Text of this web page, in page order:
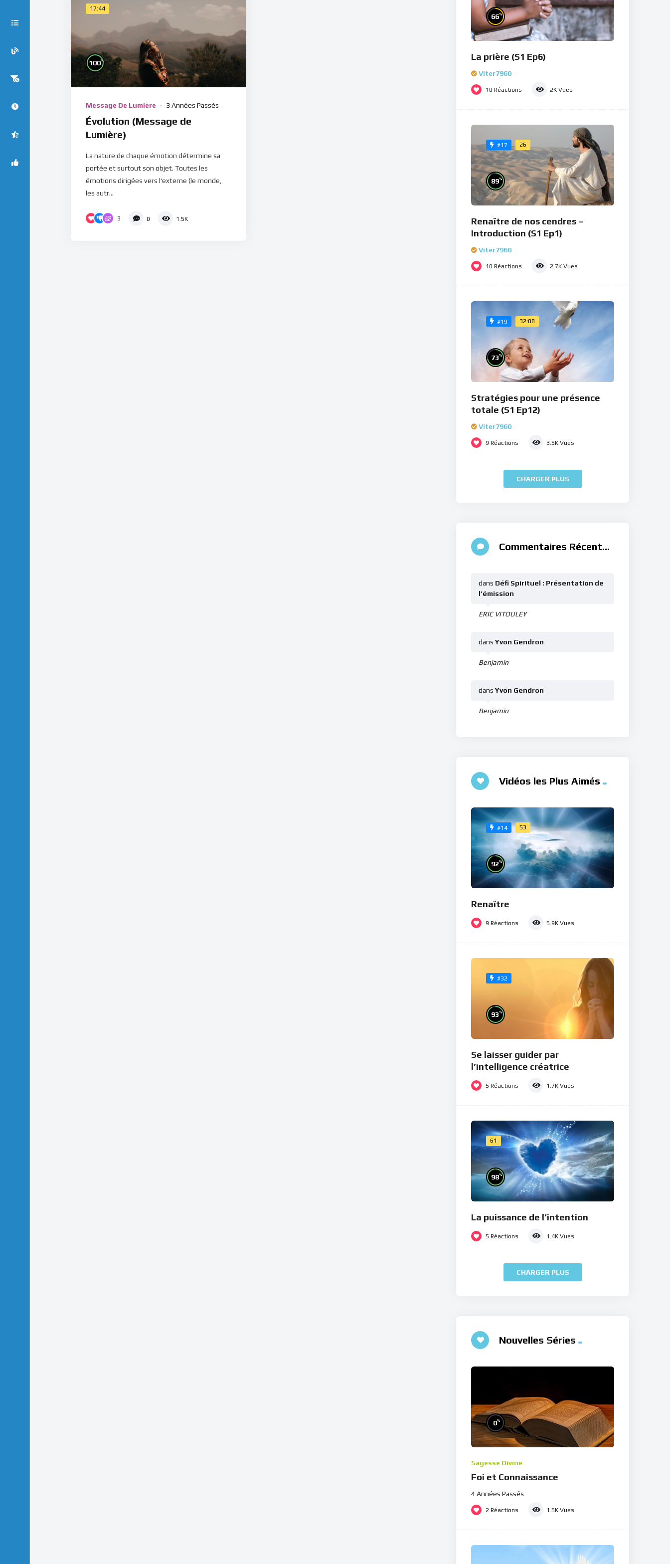
17:44
100%
Message De Lumière 3 Années Passés
Évolution (Message de
Lumière)
La nature de chaque émotion détermine sa
portée et surtout son objet. Toutes les
émotions dirigées vers l'externe (le monde,
les autr...
3 0 1.5K
66%
La prière (S1 Ep6)
Viter7960
10 Réactions 2K Vues
#17 26
89%
Renaître de nos cendres –
Introduction (S1 Ep1)
Viter7960
10 Réactions 2.7K Vues
#19 32:08
73%
Stratégies pour une présence
totale (S1 Ep12)
Viter7960
9 Réactions 3.5K Vues
CHARGER PLUS
Commentaires Récents
ERIC VITOULEY
dans Défi Spirituel : Présentation de
l’émission
Benjamin
dansYvon Gendron
Benjamin
dansYvon Gendron
Vidéos les Plus Aimés
#14 53
92%
Renaître
9 Réactions 5.9K Vues
#32
93%
Se laisser guider par
l’intelligence créatrice
5 Réactions 1.7K Vues
61
98%
La puissance de l’intention
5 Réactions 1.4K Vues
CHARGER PLUS
Nouvelles Séries
0%
Sagesse Divine
Foi et Connaissance
4 Années Passés
2 Réactions 1.5K Vues